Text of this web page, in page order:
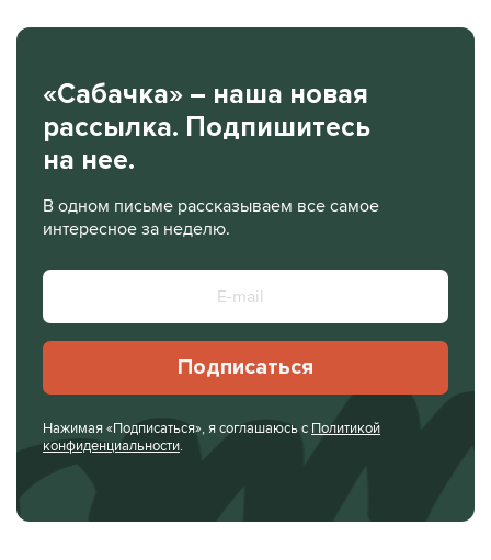
«Сабачка» – наша новая
рассылка. Подпишитесь
на нее.
В одном письме рассказываем все самое
интересное за неделю.
Подписаться
Нажимая «Подписаться», я соглашаюсь с Политикой
конфиденциальности.